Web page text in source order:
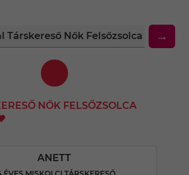
Társkereső Nők Felsőzsolca →
NŐK FELSŐZSOLCA
ANETT